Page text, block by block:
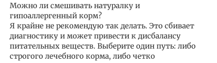
Можно ли смешивать натуралку и
гипоаллергенный корм?
Я крайне не рекомендую так делать. Это сбивает
диагностику и может привести к дисбалансу
питательных веществ. Выберите один путь: либо
строгого лечебного корма, либо четко